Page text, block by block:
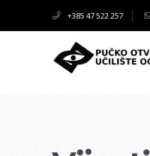
+385 47 522 257